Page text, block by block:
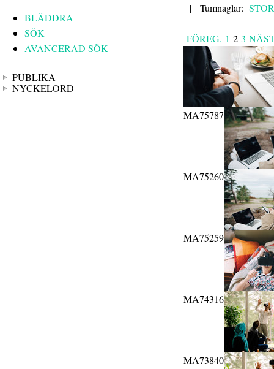
BLÄDDRA
SÖK
AVANCERAD SÖK
PUBLIKA
NYCKELORD
| Tumnaglar:
FÖREG. 1 2 3
MA75787
MA75260
MA75259
MA74316
MA73840